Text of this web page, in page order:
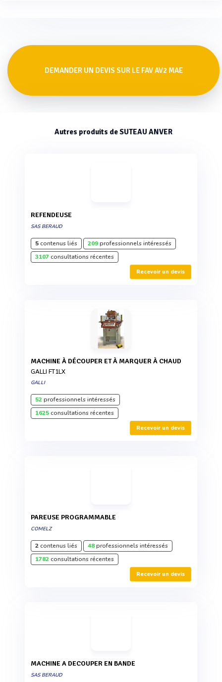
DEMANDER UN DEVIS SUR LE FAV AV2 MAE
Autres produits de SUTEAU ANVER
REFENDEUSE
SAS BERAUD
5contenus liés 209professionnels intéressés
3107consultations récentes
Recevoir un devis
MACHINE À DÉCOUPER ET À MARQUER À CHAUD
GALLI FT1LX
GALLI
52professionnels intéressés
1625consultations récentes
Recevoir un devis
PAREUSE PROGRAMMABLE
COMELZ
2contenus liés 48professionnels intéressés
1782consultations récentes
Recevoir un devis
MACHINE A DECOUPER EN BANDE
SAS BERAUD